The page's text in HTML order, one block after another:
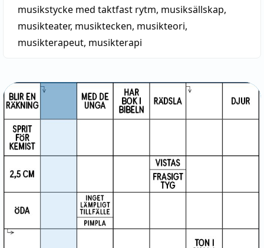
musikstycke med taktfast rytm, musiksällskap,
musikteater, musiktecken, musikteori,
musikterapeut, musikterapi